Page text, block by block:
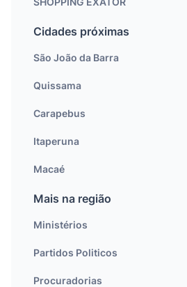
Cidades próximas
São João da Barra
Quissama
Carapebus
Itaperuna
Macaé
Mais na região
Ministérios
Partidos Politicos
Procuradorias